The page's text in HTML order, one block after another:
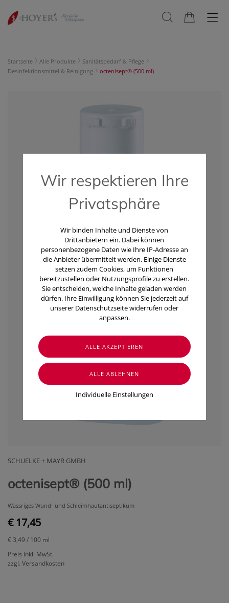
Startseite Alle Produkte
Sanitätsbedarf & Pflege
Desinfektionsmittel & Reinigung
octenisept® (500 ml)
SCHUELKE + MAYR GMBH
octenisept® (500 ml)
Wässriges Wund- und Schleimhautantiseptikum
€ 17,45
€ 3,49 / 100 ml
Preis inkl. MwSt.
zzgl. Versandkosten
Wir respektieren Ihre
Privatsphäre
Wir binden Inhalte und Dienste von
Drittanbietern ein. Dabei können
personenbezogene Daten wie Ihre IP-Adresse an
die Anbieter übermittelt werden. Einige Dienste
setzen zudem Cookies, um Funktionen
bereitzustellen oder Nutzungsprofile zu erstellen.
Sie entscheiden, welche Inhalte geladen werden
dürfen. Ihre Einwilligung können Sie jederzeit auf
unserer Datenschutzseite widerrufen oder
anpassen.
Individuelle Einstellungen